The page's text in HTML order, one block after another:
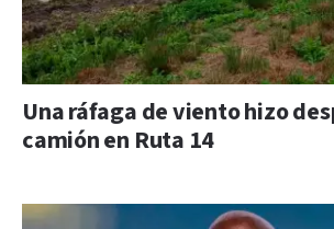
Una ráfaga de viento hizo
camión en Ruta 14